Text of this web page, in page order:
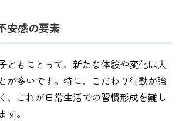
安感の要素
どもにとって、新たな体験や変化は大
が多いです。特に、こだわり行動が強
、これが日常生活での習慣形成を難し
す。